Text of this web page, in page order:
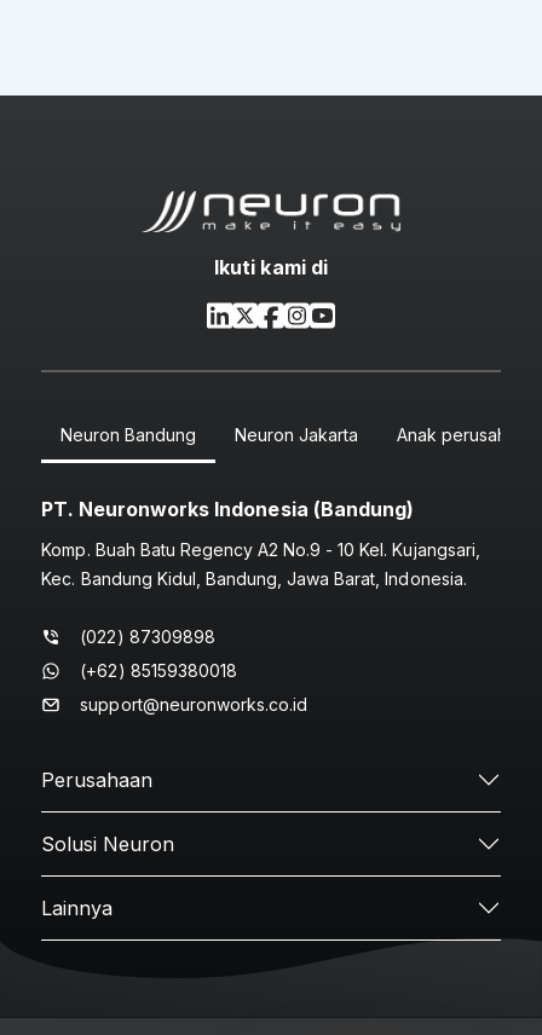
Ikuti kami di
Neuron Bandung Neuron Jakarta Anak perusahaan
PT. Neuronworks Indonesia (Bandung)
Komp. Buah Batu Regency A2 No.9 - 10 Kel. Kujangsari,
Kec. Bandung Kidul, Bandung, Jawa Barat, Indonesia.
(022) 87309898
(+62) 85159380018
support@neuronworks.co.id
Perusahaan
Solusi Neuron
Lainnya